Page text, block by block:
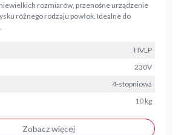
rozmiarów, przenośne urządzenie
różnego rodzaju powłok. Idealne do
HVLP
230V
4-stopniowa
10 kg
Zobacz więcej